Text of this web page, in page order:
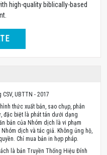
high-quality biblically-based
UBTTN - 2017
thức xuất bản, sao chụp, phân
đặc biệt là phát tán dưới dạng
bản của Nhóm dịch là vi phạm
dịch và tác giả. Không ủng hộ,
Chỉ mua bản in hợp pháp.
là bản Truyền Thống Hiệu Đính